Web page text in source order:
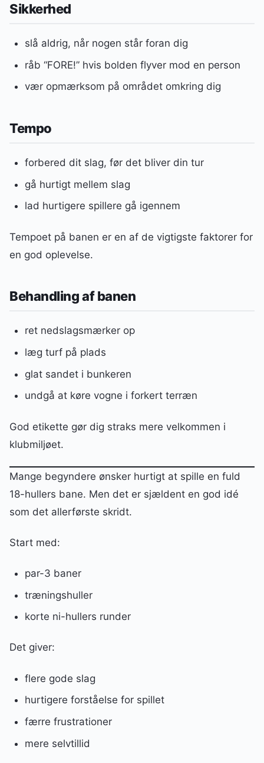
Sikkerhed
slå aldrig, når nogen står foran dig
råb “FORE!” hvis bolden flyver mod en person
vær opmærksom på området omkring dig
Tempo
forbered dit slag, før det bliver din tur
gå hurtigt mellem slag
lad hurtigere spillere gå igennem
Tempoet på banen er en af de vigtigste faktorer for
en god oplevelse.
Behandling af banen
ret nedslagsmærker op
læg turf på plads
glat sandet i bunkeren
undgå at køre vogne i forkert terræn
God etikette gør dig straks mere velkommen i
klubmiljøet.
Mange begyndere ønsker hurtigt at spille en fuld
18-hullers bane. Men det er sjældent en god idé
som det allerførste skridt.
Start med:
par-3 baner
træningshuller
korte ni-hullers runder
Det giver:
flere gode slag
hurtigere forståelse for spillet
færre frustrationer
mere selvtillid